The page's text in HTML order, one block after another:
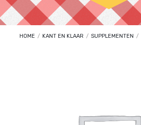
HOME / KANT EN KLAAR / SUPPLEMENTEN /